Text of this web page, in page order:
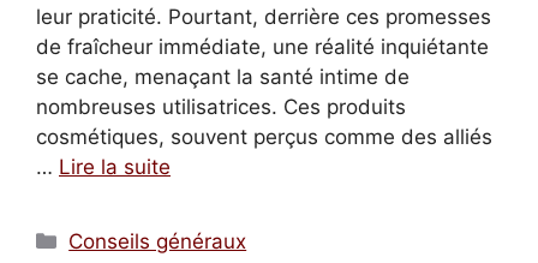
leur praticité. Pourtant, derrière ces promesses
de fraîcheur immédiate, une réalité inquiétante
se cache, menaçant la santé intime de
nombreuses utilisatrices. Ces produits
cosmétiques, souvent perçus comme des alliés
… Lire la suite
Catégories
Conseils généraux